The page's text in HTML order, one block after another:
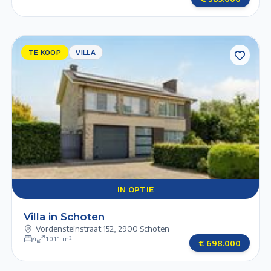
TE KOOP VILLA
IN OPTIE
TE
KOOP
Previous slide
Next slide
IN
Villa in Schoten
Vordensteinstraat 152 2900 Schoten
4 1011 m² € 698.000